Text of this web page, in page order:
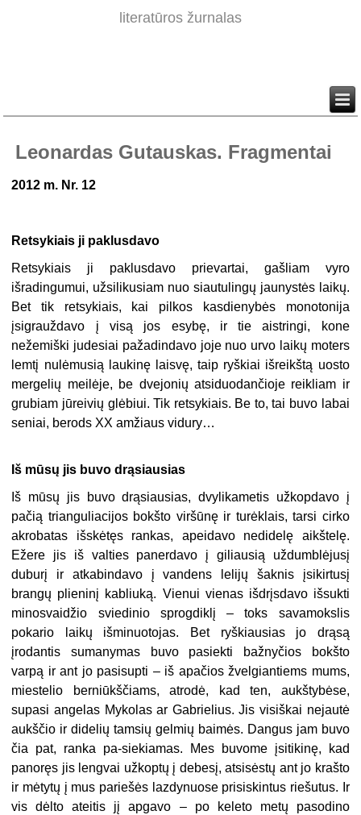
literatūros žurnalas
Leonardas Gutauskas. Fragmentai
2012 m. Nr. 12
Retsykiais ji paklusdavo
Retsykiais ji paklusdavo prievartai, gašliam vyro
išradingumui, užsilikusiam nuo siautulingų jaunystės laikų.
Bet tik retsykiais, kai pilkos kasdienybės monotonija
įsigrauždavo į visą jos esybę, ir tie aistringi, kone
nežemiški judesiai pažadindavo joje nuo urvo laikų moters
lemtį nulėmusią laukinę laisvę, taip ryškiai išreikštą uosto
mergelių meilėje, be dvejonių atsiduodančioje reikliam ir
grubiam jūreivių glėbiui. Tik retsykiais. Be to, tai buvo labai
seniai, berods XX amžiaus vidury…
Iš mūsų jis buvo drąsiausias
Iš mūsų jis buvo drąsiausias, dvylikametis užkopdavo į
pačią trianguliacijos bokšto viršūnę ir turėklais, tarsi cirko
akrobatas išskėtęs rankas, apeidavo nedidelę aikštelę.
Ežere jis iš valties panerdavo į giliausią uždumblėjusį
duburį ir atkabindavo į vandens lelijų šaknis įsikirtusį
brangų plieninį kabliuką. Vienui vienas išdrįsdavo išsukti
minosvaidžio sviedinio sprogdiklį – toks savamokslis
pokario laikų išminuotojas. Bet ryškiausias jo drąsą
įrodantis sumanymas buvo pasiekti bažnyčios bokšto
varpą ir ant jo pasisupti – iš apačios žvelgiantiems mums,
miestelio berniūkščiams, atrodė, kad ten, aukštybėse,
supasi angelas Mykolas ar Gabrielius. Jis visiškai nejautė
aukščio ir didelių tamsių gelmių baimės. Dangus jam buvo
čia pat, ranka pa-siekiamas. Mes buvome įsitikinę, kad
panoręs jis lengvai užkoptų į debesį, atsisėstų ant jo krašto
ir mėtytų į mus pariešės lazdynuose prisiskintus riešutus. Ir
vis dėlto ateitis jį apgavo – po keleto metų pasodino